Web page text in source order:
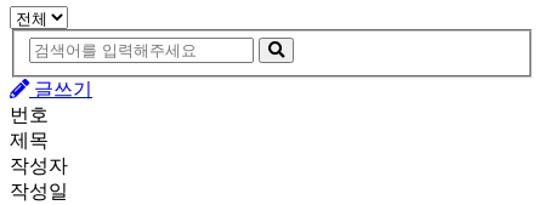
글쓰기
번호
제목
작성자
작성일